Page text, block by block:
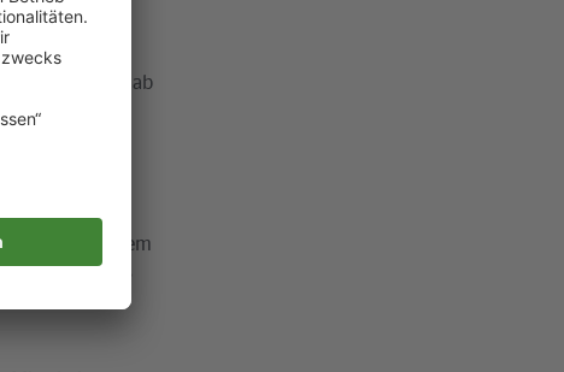
Nach dem
und
Schleifen ab
entgegen
mit diesem
Alters, jedes